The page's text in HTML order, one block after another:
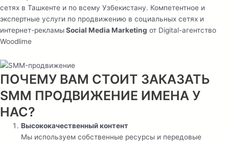
сетях в Ташкенте и по всему Узбекистану. Компетентное и
экспертные услуги по продвижению в социальных сетях и
интернет-рекламыSocial Media Marketing от Digital-агентство
Woodlime
ПОЧЕМУ ВАМ СТОИТ ЗАКАЗАТЬ
SMM ПРОДВИЖЕНИЕ ИМЕНА У
НАС?
Высококачественный контент
Мы используем собственные ресурсы и передовые